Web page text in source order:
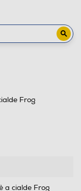
Frog
a cialde Frog